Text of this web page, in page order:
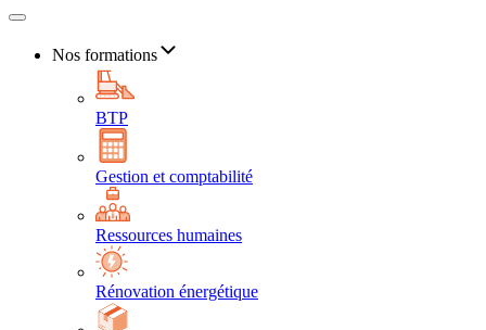
Nos formations
BTP
Gestion et comptabilité
Ressources humaines
Rénovation énergétique